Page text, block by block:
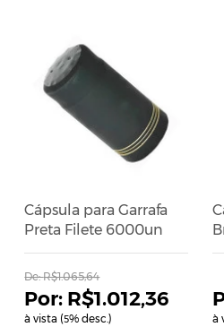
Cápsula para Garrafa
Preta Filete 6000un
De:R$1.065,64
R$1.012,36
à vista (5% desc.)
à